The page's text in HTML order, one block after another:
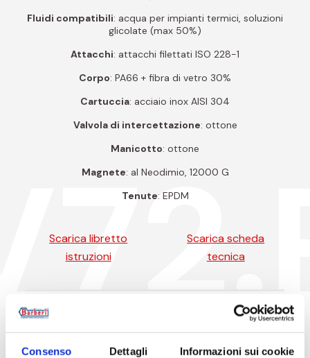
Consenso Dettagli Informazioni sui cookie
Fluidi compatibili: acqua per impianti termici, soluzioni
glicolate (max 50%)
Attacchi: attacchi filettati ISO 228-1
Corpo: PA66 + fibra di vetro 30%
Cartuccia: acciaio inox AISI 304
Valvola di intercettazione: ottone
Manicotto: ottone
Magnete: al Neodimio, 12000 G
Tenute: EPDM
Scarica libretto
istruzioni
Scarica scheda
tecnica
Codici prodotto